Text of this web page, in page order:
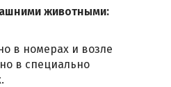
животными:
в номерах и возле
в специально